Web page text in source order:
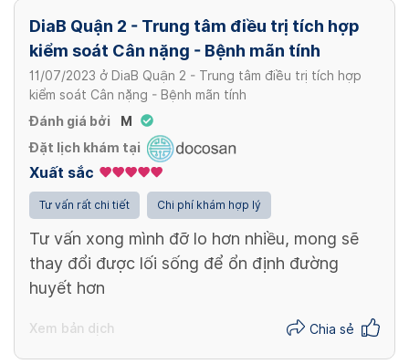
DiaB Quận 2 - Trung tâm điều trị tích hợp
kiểm soát Cân nặng - Bệnh mãn tính
11/07/2023 ở DiaB Quận 2 - Trung tâm điều trị tích hợp
kiểm soát Cân nặng - Bệnh mãn tính
Đánh giá bởi
M
Đặt lịch khám tại
Xuất sắc
Tư vấn rất chi tiết Chi phí khám hợp lý
Tư vấn xong mình đỡ lo hơn nhiều, mong sẽ
thay đổi được lối sống để ổn định đường
huyết hơn
Xem bản dịch Chia sẻ